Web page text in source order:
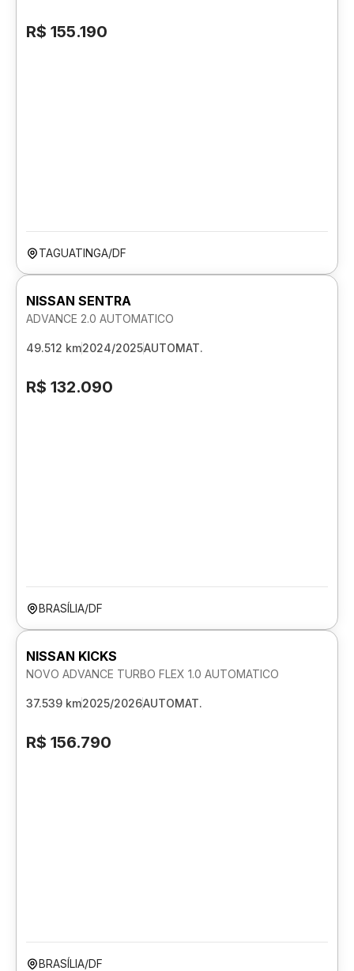
R$ 155.190
TAGUATINGA/DF
NISSAN SENTRA
ADVANCE 2.0 AUTOMATICO
49.512 km2024/2025AUTOMAT.
R$ 132.090
BRASÍLIA/DF
NISSAN KICKS
NOVO ADVANCE TURBO FLEX 1.0 AUTOMATICO
37.539 km2025/2026AUTOMAT.
R$ 156.790
BRASÍLIA/DF